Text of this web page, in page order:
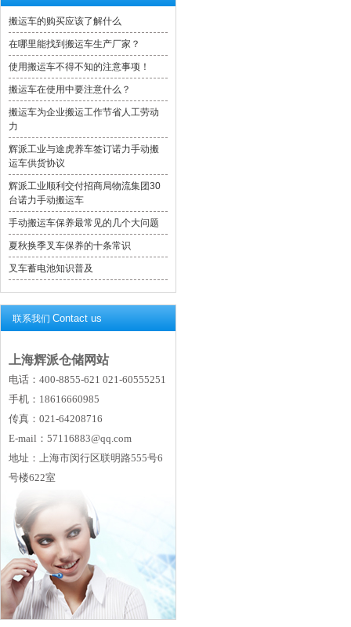
搬运车的购买应该了解什么
在哪里能找到搬运车生产厂家？
使用搬运车不得不知的注意事项！
搬运车在使用中要注意什么？
搬运车为企业搬运工作节省人工劳动
力
辉派工业与途虎养车签订诺力手动搬
运车供货协议
辉派工业顺利交付招商局物流集团30
台诺力手动搬运车
手动搬运车保养最常见的几个大问题
夏秋换季叉车保养的十条常识
叉车蓄电池知识普及
联系我们 Contact us
上海辉派仓储网站
电话：400-8855-621 021-60555251
手机：18616660985
传真：021-64208716
E-mail：57116883@qq.com
地址：上海市闵行区联明路555号6
号楼622室